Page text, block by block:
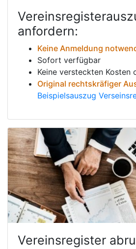
anfordern:
Keine Anmeldung
Sofort verfügbar
Keine versteckten Kosten
Original rechtskräfiger
Beispielsauszug
Vereinsregister